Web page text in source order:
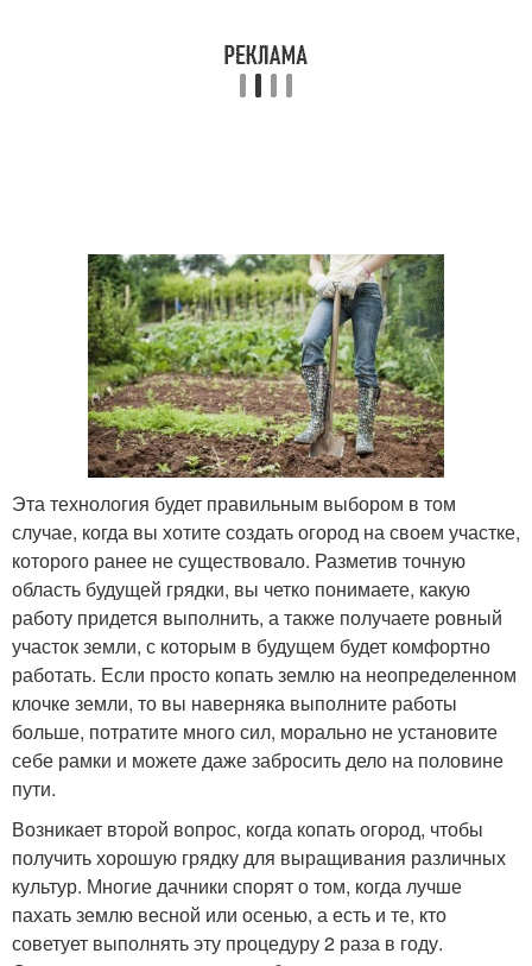
Эта технология будет правильным выбором в том
случае, когда вы хотите создать огород на своем участке,
которого ранее не существовало. Разметив точную
область будущей грядки, вы четко понимаете, какую
работу придется выполнить, а также получаете ровный
участок земли, с которым в будущем будет комфортно
работать. Если просто копать землю на неопределенном
клочке земли, то вы наверняка выполните работы
больше, потратите много сил, морально не установите
себе рамки и можете даже забросить дело на половине
пути.
Возникает второй вопрос, когда копать огород, чтобы
получить хорошую грядку для выращивания различных
культур. Многие дачники спорят о том, когда лучше
пахать землю весной или осенью, а есть и те, кто
советует выполнять эту процедуру 2 раза в году.